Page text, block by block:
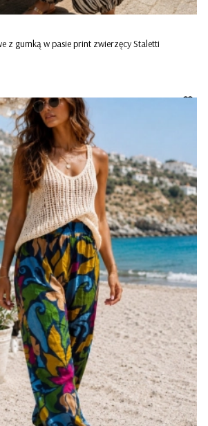
z gumką w pasie print zwierzęcy Staletti